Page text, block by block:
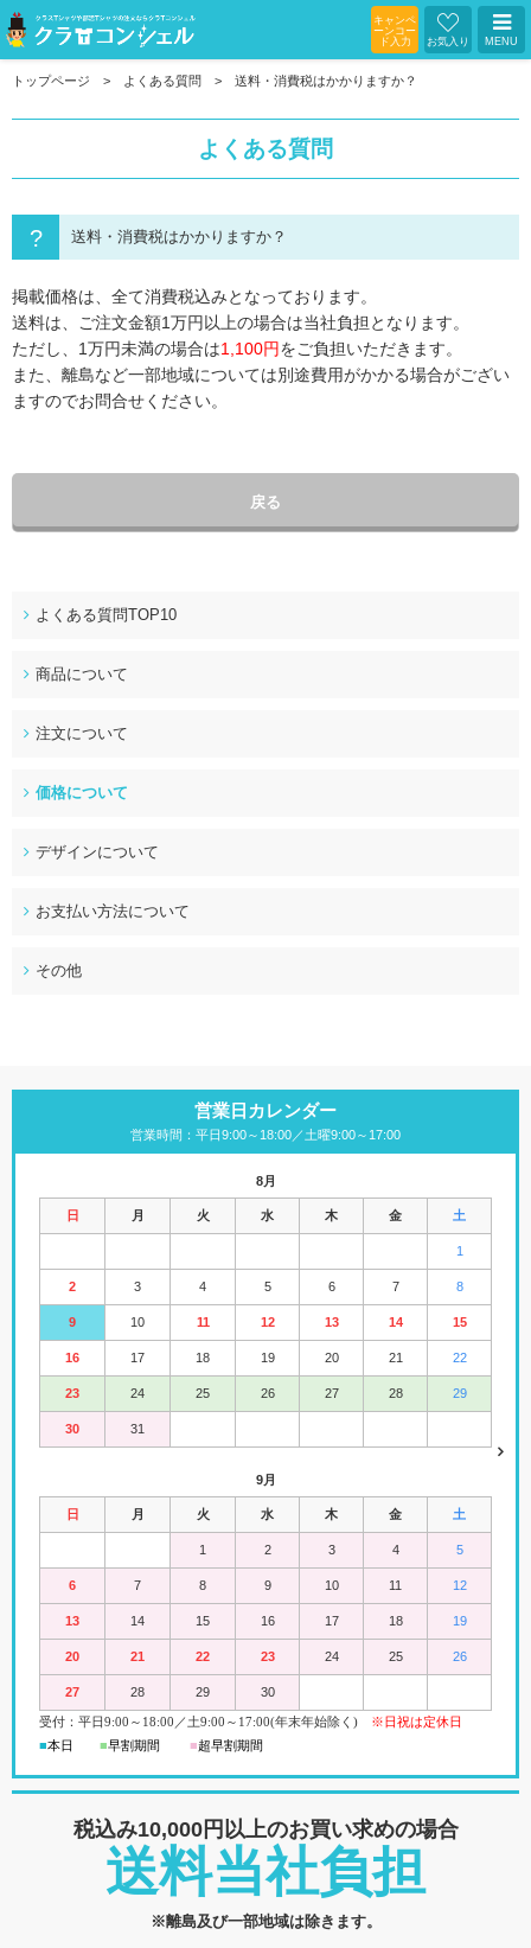
キャンペ
ーンコー
ド入力
お気入り MENU
トップページ よくある質問 送料・消費税はかかりますか？
よくある質問
送料・消費税はかかりますか？
掲載価格は、全て消費税込みとなっております。
送料は、ご注文金額1万円以上の場合は当社負担となります。
ただし、1万円未満の場合は1,100円をご負担いただきます。
また、離島など一部地域については別途費用がかかる場合がござい
ますのでお問合せください。
戻る
よくある質問TOP10
商品について
注文について
価格について
デザインについて
お支払い方法について
その他
営業日カレンダー
営業時間：平日9:00～18:00／土曜9:00～17:00
8月
日 月 火 水 木 金 土
1
2 3 4 5 6 7 8
9 10 11 12 13 14 15
16 17 18 19 20 21 22
23 24 25 26 27 28 29
30 31
9月
日 月 火 水 木 金 土
1 2 3 4 5
6 7 8 9 10 11 12
13 14 15 16 17 18 19
20 21 22 23 24 25 26
27 28 29 30
受付：平日9:00 ～18:00 ／ 土9:00 ～ 17:00(年末年始除く) ※日祝は定休日
■本日 ■早割期間 ■超早割期間
税込み10,000円以上のお買い求めの場合
送料当社負担
※離島及び一部地域は除きます。